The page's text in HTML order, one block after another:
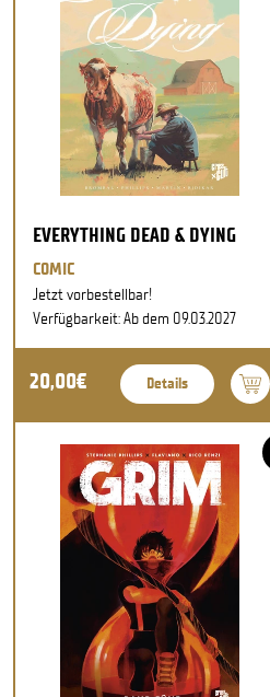
EVERYTHING DEAD & DYING
COMIC
Jetzt vorbestellbar!
Verfügbarkeit: Ab dem 09.03.2027
20,00€ Details